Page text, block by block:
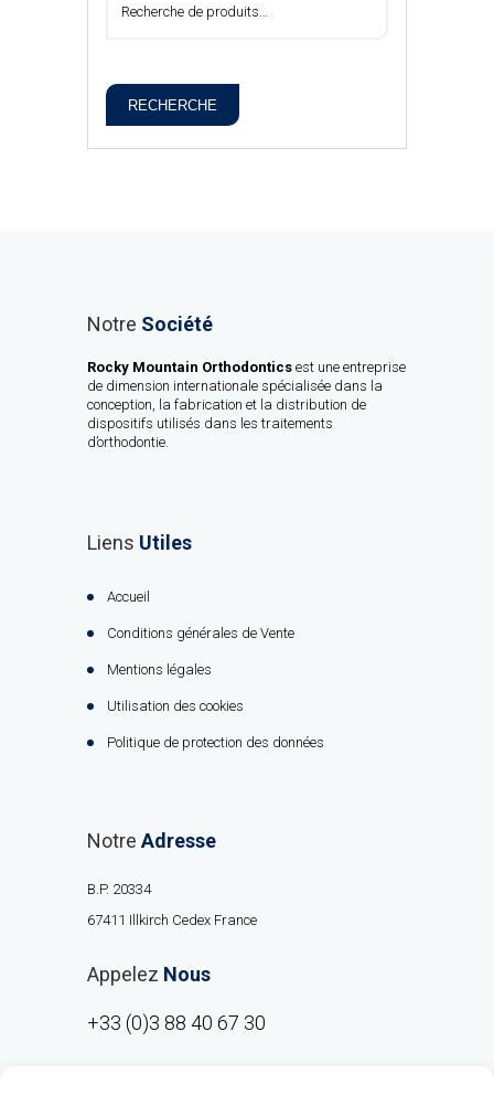
RECHERCHE
Notre Société
Rocky Mountain Orthodontics est une entreprise
de dimension internationale spécialisée dans la
conception, la fabrication et la distribution de
dispositifs utilisés dans les traitements
d’orthodontie.
Liens Utiles
Accueil
Conditions générales de Vente
Mentions légales
Utilisation des cookies
Politique de protection des données
Notre Adresse
B.P. 20334
67411 Illkirch Cedex France
Appelez Nous
+33 (0)3 88 40 67 30